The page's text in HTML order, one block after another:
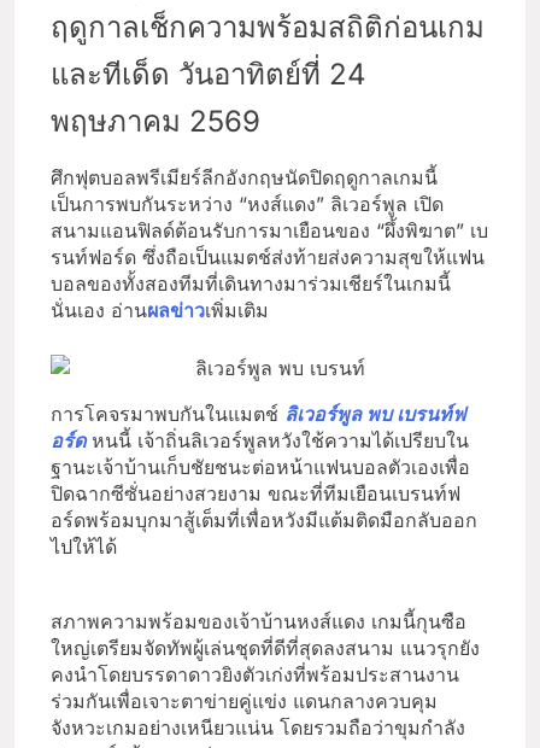
ฤดูกาลเช็กความพร้อมสถิติก่อนเกม
และทีเด็ด วันอาทิตย์ที่ 24
พฤษภาคม 2569
ศึกฟุตบอลพรีเมียร์ลีกอังกฤษนัดปิดฤดูกาลเกมนี้
เป็นการพบกันระหว่าง “หงส์แดง” ลิเวอร์พูล เปิด
สนามแอนฟิลด์ต้อนรับการมาเยือนของ “ผึ้งพิฆาต” เบ
รนท์ฟอร์ด ซึ่งถือเป็นแมตช์ส่งท้ายส่งความสุขให้แฟน
บอลของทั้งสองทีมที่เดินทางมาร่วมเชียร์ในเกมนี้
นั่นเอง อ่านผลข่าวเพิ่มเติม
การโคจรมาพบกันในแมตช์ ลิเวอร์พูล พบ เบรนท์ฟ
อร์ดหนนี้ เจ้าถิ่นลิเวอร์พูลหวังใช้ความได้เปรียบใน
ฐานะเจ้าบ้านเก็บชัยชนะต่อหน้าแฟนบอลตัวเองเพื่อ
ปิดฉากซีซั่นอย่างสวยงาม ขณะที่ทีมเยือนเบรนท์ฟ
อร์ดพร้อมบุกมาสู้เต็มที่เพื่อหวังมีแต้มติดมือกลับออก
ไปให้ได้
สภาพความพร้อมของเจ้าบ้านหงส์แดง เกมนี้กุนซือ
ใหญ่เตรียมจัดทัพผู้เล่นชุดที่ดีที่สุดลงสนาม แนวรุกยัง
คงนำโดยบรรดาดาวยิงตัวเก่งที่พร้อมประสานงาน
ร่วมกันเพื่อเจาะตาข่ายคู่แข่ง แดนกลางควบคุม
จังหวะเกมอย่างเหนียวแน่น โดยรวมถือว่าขุมกำลัง